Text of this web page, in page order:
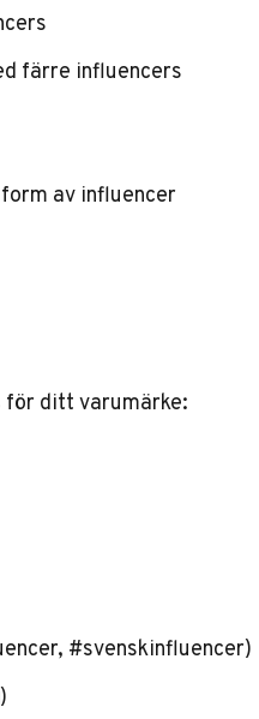
färre influencers
av influencer
ditt varumärke:
#svenskinfluencer)